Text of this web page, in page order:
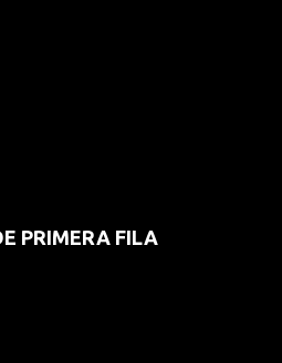
PRIMERA FILA